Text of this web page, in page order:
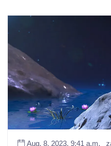
Aug. 8, 2023, 9:41 a.m.